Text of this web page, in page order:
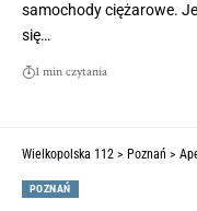
samochody ciężarowe.
się…
1 min czytania
Wielkopolska 112 > Poznań >
POZNAŃ